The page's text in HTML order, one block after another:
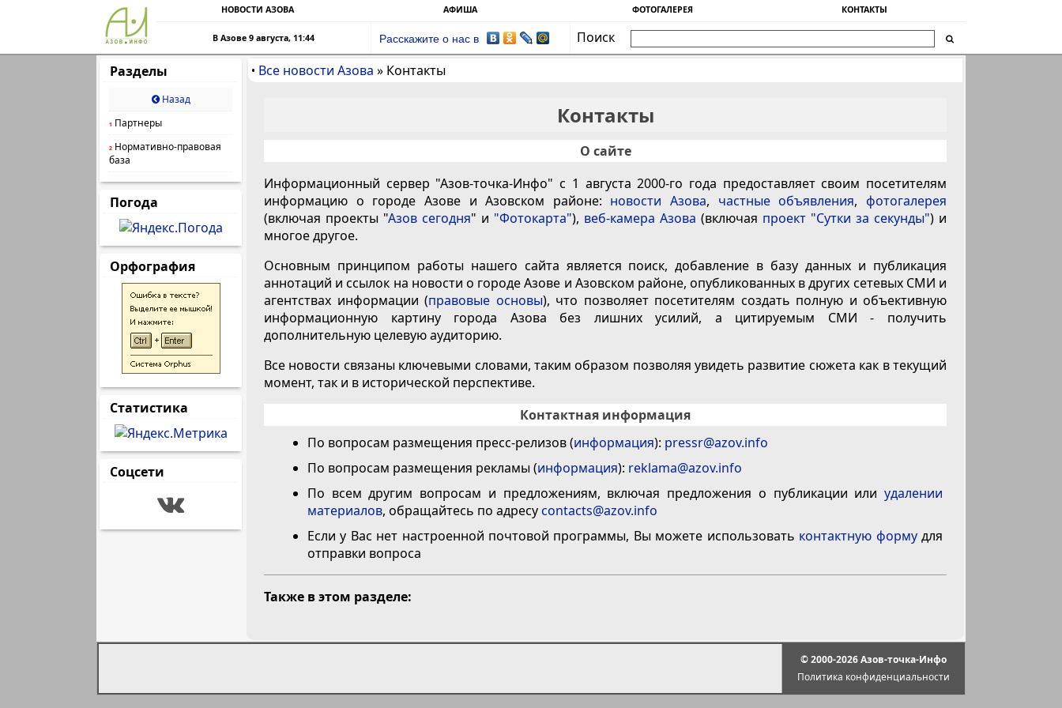
НОВОСТИ АЗОВА АФИША ФОТОГАЛЕРЕЯ КОНТАКТЫ
В Азове 9 августа, 11:44 Расскажите о нас в
Поиск
Разделы
Назад
1 Партнеры
2 Нормативно-правовая
база
Погода
Орфография
Статистика
Соцсети
• Все новости Азова » Контакты
Контакты
О сайте
Информационный сервер "Азов-точка-Инфо" с 1 августа 2000-го года предоставляет своим посетителям
информацию о городе Азове и Азовском районе: новости Азова, частные объявления,фотогалерея
(включая проекты "Азов сегодня" и "Фотокарта"), веб-камера Азова (включая проект "Сутки за секунды") и
многое другое.
Основным принципом работы нашего сайта является поиск, добавление в базу данных и публикация
аннотаций и ссылок на новости о городе Азове и Азовском районе, опубликованных в других сетевых СМИ и
агентствах информации (правовые основы), что позволяет посетителям создать полную и объективную
информационную картину города Азова без лишних усилий, а цитируемым СМИ - получить
дополнительную целевую аудиторию.
Все новости связаны ключевыми словами, таким образом позволяя увидеть развитие сюжета как в текущий
момент, так и в исторической перспективе.
Контактная информация
По вопросам размещения пресс-релизов (информация): pressr@azov.info
По вопросам размещения рекламы (информация): reklama@azov.info
По всем другим вопросам и предложениям, включая предложения о публикации или удалении
материалов, обращайтесь по адресуcontacts@azov.info
Если у Вас нет настроенной почтовой программы, Вы можете использовать контактную формудля
отправки вопроса
Также в этом разделе:
© 2000-2026 Азов-точка-Инфо
Политика конфиденциальности